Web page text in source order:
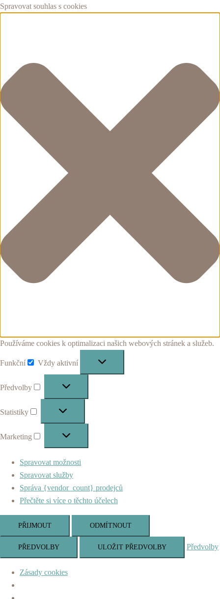
Spravovat souhlas s cookies
Používáme cookies k optimalizaci našich webových stránek a služeb.
Funkční
Funkční
Vždy aktivní
Předvolby
Statistiky
Marketing
Spravovat možnosti
Spravovat služby
Správa {vendor_count} prodejců
Přečtěte si více o těchto účelech
PŘIJMOUT ODMÍTNOUT
PŘEDVOLBY ULOŽIT PŘEDVOLBY Předvolby
Zásady cookies